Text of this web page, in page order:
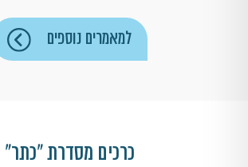
למאמרים נוספים
כרכים מסדרת "כתר"